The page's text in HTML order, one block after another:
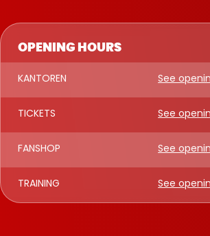
OPENING HOURS
KANTOREN See
TICKETS See
FANSHOP See
TRAINING See